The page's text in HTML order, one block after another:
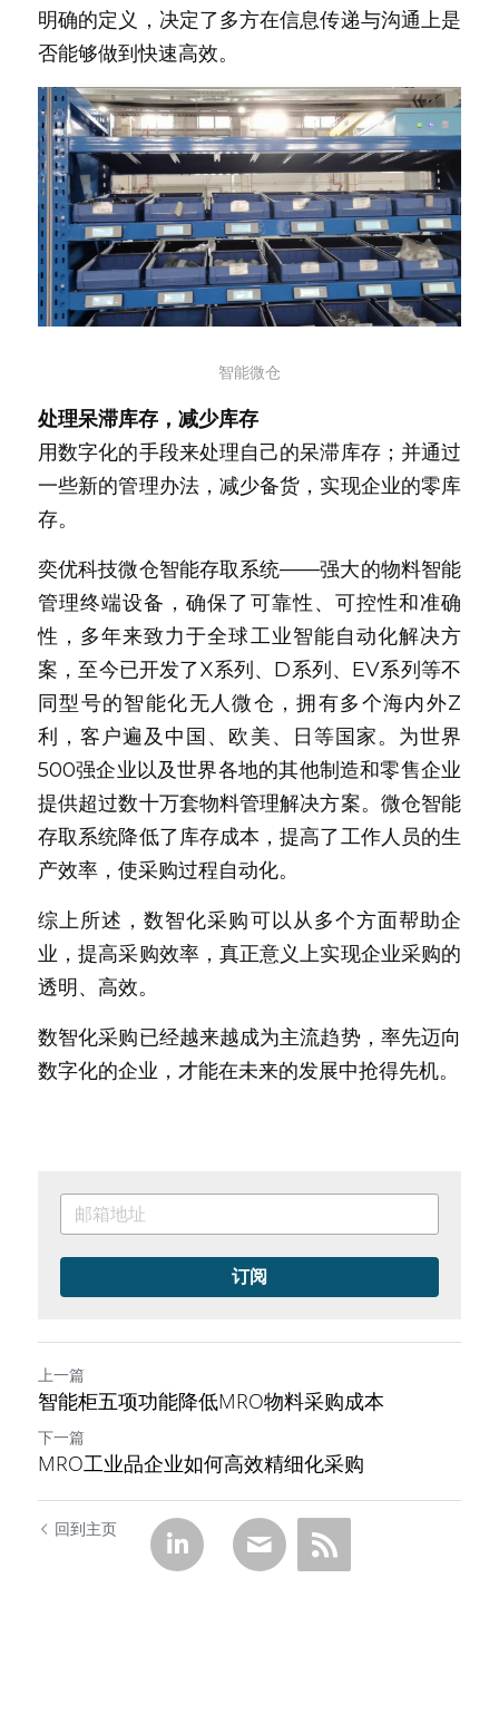
明确的定义，决定了多方在信息传递与沟通上是
否能够做到快速高效。
智能微仓
处理呆滞库存，减少库存
用数字化的手段来处理自己的呆滞库存；并通过
一些新的管理办法，减少备货，实现企业的零库
存。
奕优科技微仓智能存取系统——强大的物料智能
管理终端设备，确保了可靠性、可控性和准确
性，多年来致力于全球工业智能自动化解决方
案，至今已开发了X系列、D系列、EV系列等不
同型号的智能化无人微仓，拥有多个海内外Z
利，客户遍及中国、欧美、日等国家。为世界
500强企业以及世界各地的其他制造和零售企业
提供超过数十万套物料管理解决方案。微仓智能
存取系统降低了库存成本，提高了工作人员的生
产效率，使采购过程自动化。
综上所述，数智化采购可以从多个方面帮助企
业，提高采购效率，真正意义上实现企业采购的
透明、高效。
数智化采购已经越来越成为主流趋势，率先迈向
数字化的企业，才能在未来的发展中抢得先机。
订阅
上一篇
智能柜五项功能降低MRO物料采购成本
下一篇
MRO工业品企业如何高效精细化采购
回到主页